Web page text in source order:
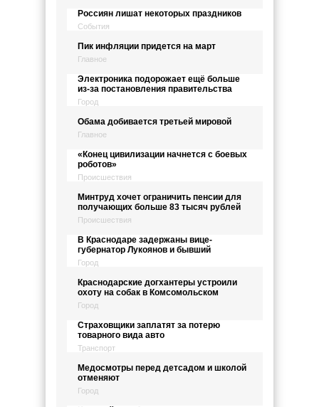
Россиян лишат некоторых праздников
События
Пик инфляции придется на март
Главное
Электроника подорожает ещё больше
из-за постановления правительства
Город
Обама добивается третьей мировой
Главное
«Конец цивилизации начнется с боевых
роботов»
Происшествия
Минтруд хочет ограничить пенсии для
получающих больше 83 тысяч рублей
Происшествия
В Краснодаре задержаны вице-
губернатор Лукоянов и бывший
Город
Краснодарские догхантеры устроили
охоту на собак в Комсомольском
Город
Страховщики заплатят за потерю
товарного вида авто
Транспорт
Медосмотры перед детсадом и школой
отменяют
Город